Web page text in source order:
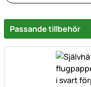
Passande tillbehör